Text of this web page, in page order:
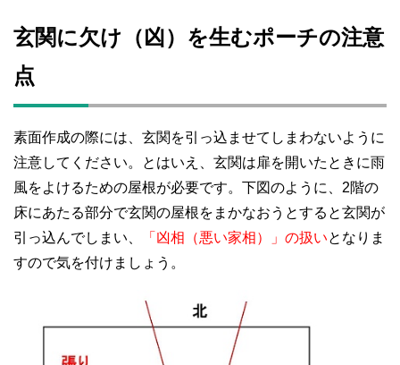
玄関に欠け（凶）を生むポーチの注意
点
素面作成の際には、玄関を引っ込ませてしまわないように
注意してください。とはいえ、玄関は扉を開いたときに雨
風をよけるための屋根が必要です。下図のように、2階の
床にあたる部分で玄関の屋根をまかなおうとすると玄関が
引っ込んでしまい、
「凶相（悪い家相）」の扱いとなりま
すので気を付けましょう。